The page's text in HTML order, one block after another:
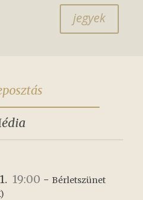
jegyek
19:00 - Bérletszünet